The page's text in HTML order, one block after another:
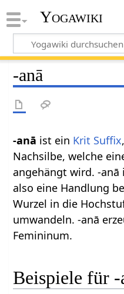
Yogawiki
-anā
-anā ist ein Krit Suffix
Nachsilbe, welche
angehängt wird. -
also eine Handlung
Wurzel in die
umwandeln. -anā
Femininum.
Beispiele für